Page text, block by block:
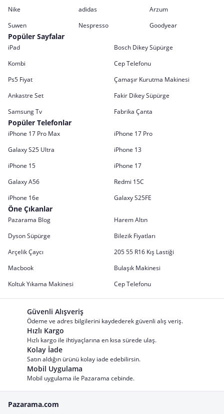
Nike adidas
Arzum
Suwen
Nespresso Goodyear
Popüler Sayfalar
iPad
Bosch Dikey Süpürge
Kombi
Cep Telefonu
Ps5 Fiyat
Çamaşır Kurutma Makinesi
Ankastre Set
Fakir Dikey Süpürge
Samsung Tv
Fabrika Çanta
Popüler Telefonlar
iPhone 17 Pro Max
iPhone 17 Pro
Galaxy S25 Ultra
iPhone 13
iPhone 15
iPhone 17
Galaxy A56
Redmi 15C
iPhone 16e
Galaxy S25FE
Öne Çıkanlar
Pazarama Blog
Harem Altın
Dyson Süpürge
Bilezik Fiyatları
Arçelik Çaycı
205 55 R16 Kış Lastiği
Macbook
Bulaşık Makinesi
Koltuk Yıkama Makinesi
Cep Telefonu
Güvenli Alışveriş
Ödeme ve adres bilgilerini kaydederek güvenli alış veriş.
Hızlı Kargo
Hızlı kargo ile ihtiyaçlarına en kısa sürede ulaş.
Kolay İade
Satın aldığın ürünü kolay iade edebilirsin.
Mobil Uygulama
Mobil uygulama ile Pazarama cebinde.
Pazarama.com